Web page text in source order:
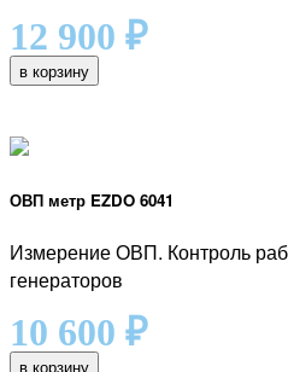
12 900 ₽
в корзину
ОВП метр EZDO 6041
Измерение ОВП. Контроль
генераторов
10 600 ₽
в корзину